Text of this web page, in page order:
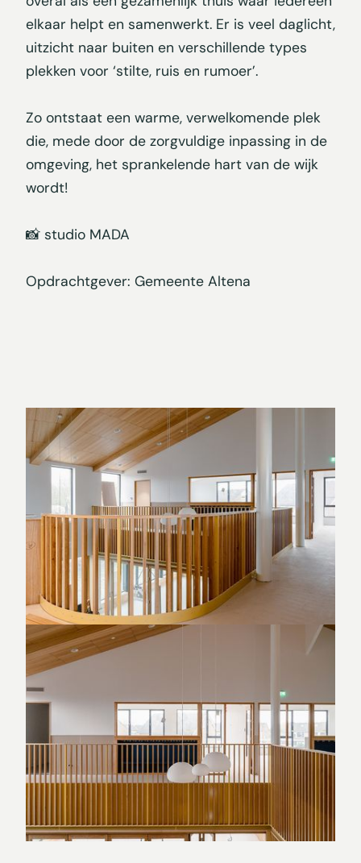
elkaar helpt en samenwerkt. Er is veel daglicht,
uitzicht naar buiten en verschillende types
plekken voor ‘stilte, ruis en rumoer’.
Zo ontstaat een warme, verwelkomende plek
die, mede door de zorgvuldige inpassing in de
omgeving, het sprankelende hart van de wijk
wordt!
📸 studio MADA
Opdrachtgever: Gemeente Altena